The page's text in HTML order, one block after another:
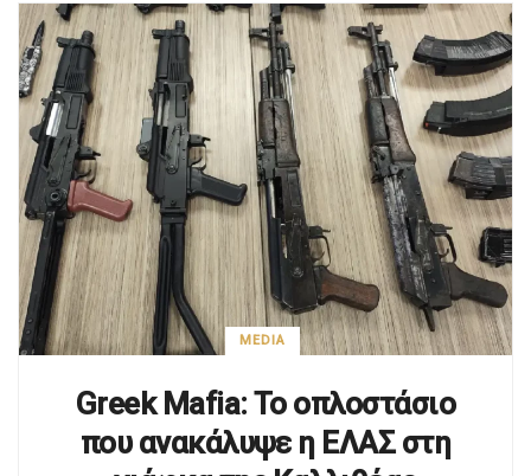
MEDIA
Greek Mafia: Το οπλοστάσιο
που ανακάλυψε η ΕΛΑΣ στη
γιάφκα της Καλλιθέας
10/12/25